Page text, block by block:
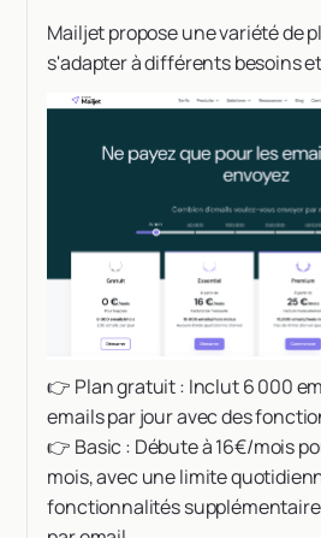
Mailjet propose une variété de
s'adapter à différents besoins
👉 Plan gratuit : Inclut 6 000
emails par jour avec des
👉 Basic : Débute à 16€/mois
mois, avec une limite
fonctionnalités